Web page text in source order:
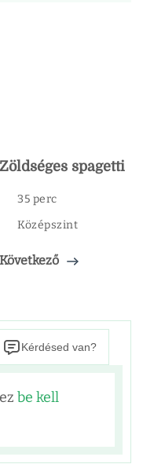
Zöldséges spagetti
35 perc
Középszint
Következő
Kérdésed van?
be kell